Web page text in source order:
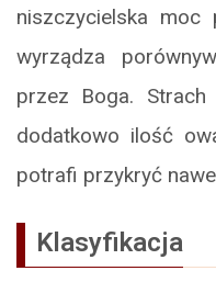
niszczycielska moc
wyrządza
przez Boga.
dodatkowo ilość
potrafi przykryć
Klasyfikacja